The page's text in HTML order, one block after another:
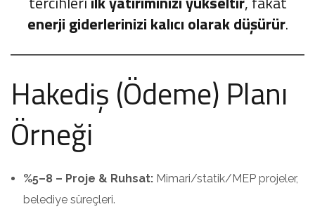
enerji giderlerinizi kalıcı olarak düşürür.
Hakediş (Ödeme) Planı
Örneği
%5–8 – Proje & Ruhsat: Mimari/statik/MEP projeler,
belediye süreçleri.